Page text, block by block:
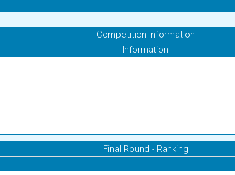
Competition Information
Information
Final Round - Ranking